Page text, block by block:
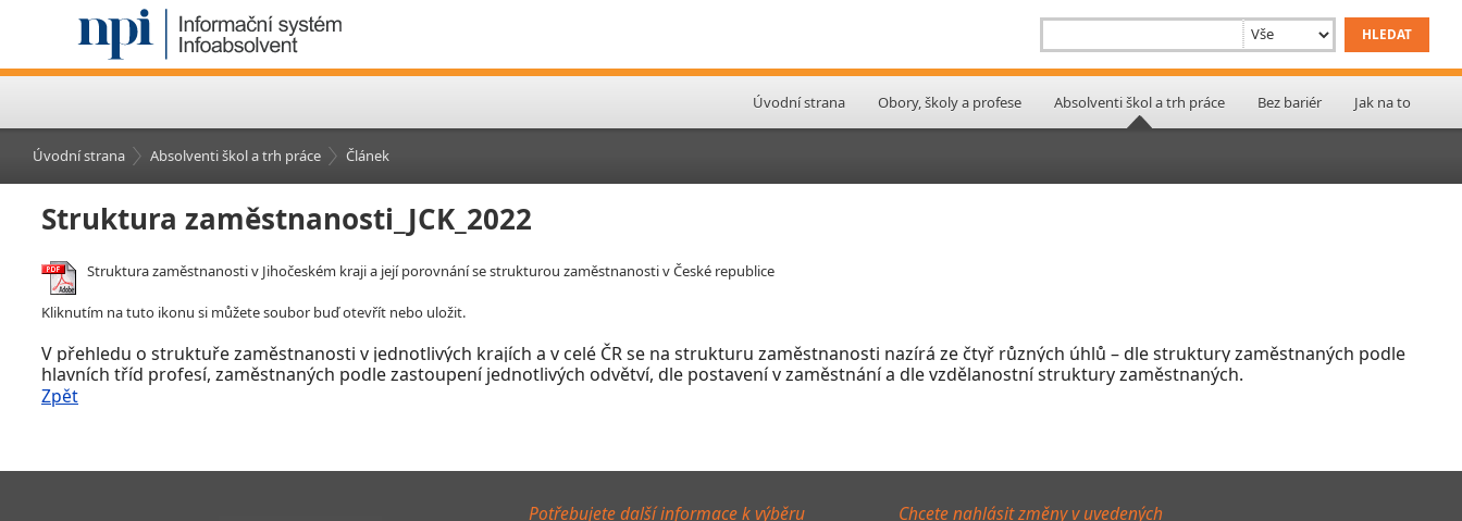
Úvodní strana Obory, školy a profese Absolventi škol a trh práce Bez bariér Jak na to
Úvodní strana Absolventi škol a trh práce Článek
Struktura zaměstnanosti_JCK_2022
Struktura zaměstnanosti v Jihočeském kraji a její porovnání se strukturou zaměstnanosti v České republice
Kliknutím na tuto ikonu si můžete soubor buď otevřít nebo uložit.
V přehledu o struktuře zaměstnanosti v jednotlivých krajích a v celé ČR se na strukturu zaměstnanosti nazírá ze čtyř různých úhlů – dle struktury zaměstnaných podle
hlavních tříd profesí, zaměstnaných podle zastoupení jednotlivých odvětví, dle postavení vzaměstnání a dle vzdělanostní struktury zaměstnaných.
Zpět
Potřebujete další informace k výběru
Chcete nahlásit změny v uvedených